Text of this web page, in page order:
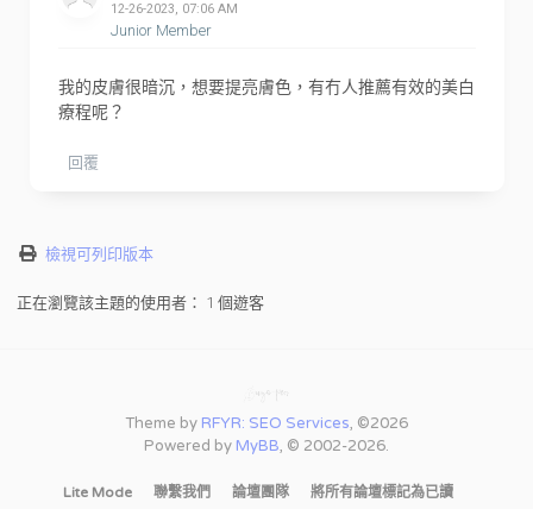
12-26-2023, 07:06 AM
Junior Member
我的皮膚很暗沉，想要提亮膚色，有冇人推薦有效的美白
療程呢？
回覆
檢視可列印版本
正在瀏覽該主題的使用者： 1 個遊客
Theme by RFYR: SEO Services, ©2026
Powered by MyBB, © 2002-2026.
Lite Mode 聯繫我們 論壇團隊 將所有論壇標記為已讀